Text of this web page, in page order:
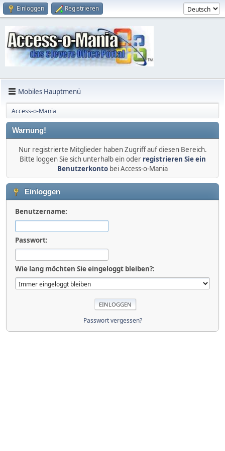
Einloggen Registrieren
Mobiles Hauptmenü
Access-o-Mania
Warnung!
Nur registrierte Mitglieder haben Zugriff auf diesen Bereich.
Bitte loggen Sie sich unterhalb ein oder registrieren Sie ein
Benutzerkonto bei Access-o-Mania
Einloggen
Benutzername:
Passwort:
Wie lang möchten Sie eingeloggt bleiben?:
Passwort vergessen?